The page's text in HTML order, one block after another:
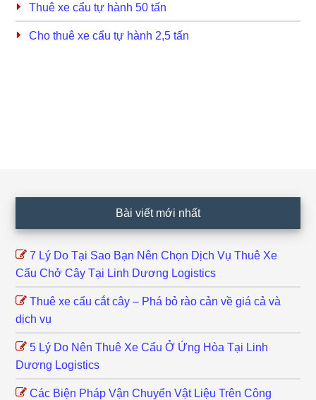
Thuê xe cẩu tự hành 50 tấn
Cho thuê xe cẩu tự hành 2,5 tấn
Bài viết mới nhất
7 Lý Do Tại Sao Bạn Nên Chọn Dịch Vụ Thuê Xe
Cẩu Chở Cây Tại Linh Dương Logistics
Thuê xe cẩu cắt cây – Phá bỏ rào cản về giá cả và
dịch vụ
5 Lý Do Nên Thuê Xe Cẩu Ở Ứng Hòa Tại Linh
Dương Logistics
Các Biện Pháp Vận Chuyển Vật Liệu Trên Công